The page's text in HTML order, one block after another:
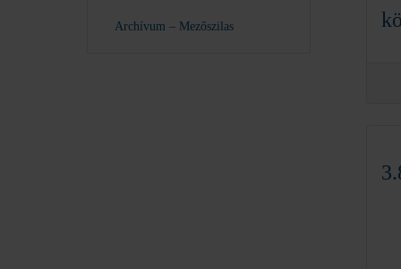
Archívum – Mezőszilas